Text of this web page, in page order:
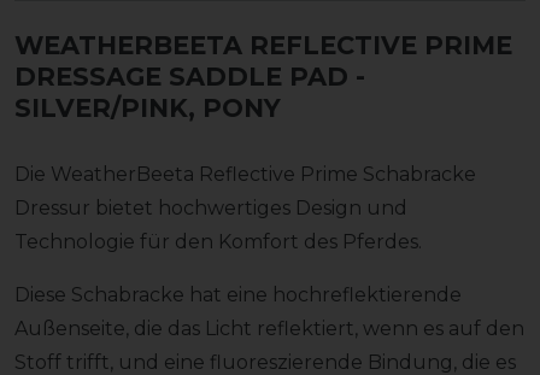
WEATHERBEETA REFLECTIVE PRIME
DRESSAGE SADDLE PAD -
SILVER/PINK, PONY
Die WeatherBeeta Reflective Prime Schabracke
Dressur bietet hochwertiges Design und
Technologie für den Komfort des Pferdes.
Diese Schabracke hat eine hochreflektierende
Außenseite, die das Licht reflektiert, wenn es auf den
Stoff trifft, und eine fluoreszierende Bindung, die es